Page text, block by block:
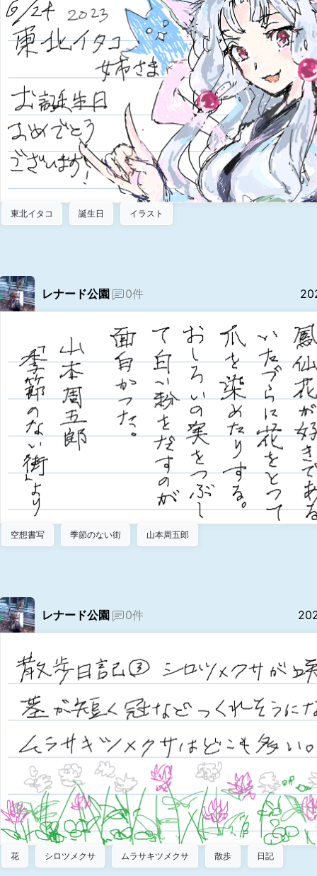
東北イタコ 誕生日 イラスト
レナード公園 0件
空想書写 季節のない街 山本周五郎
レナード公園 0件
花 シロツメクサ ムラサキツメクサ 散歩 日記